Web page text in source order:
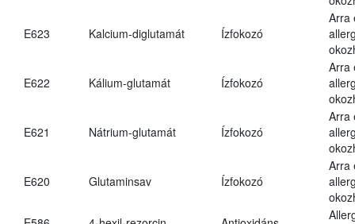
E623 Kalcium-diglutamát Ízfokozó
Arra
E622 Kálium-glutamát Ízfokozó
Arra
E621 Nátrium-glutamát Ízfokozó
Arra
E620 Glutaminsav Ízfokozó
Arra